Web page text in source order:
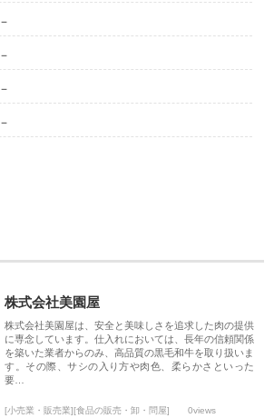
－
－
－
－
株式会社美園屋
株式会社美園屋は、安全と美味しさを追求した肉の提供
に専念しています。仕入れにおいては、長年の信頼関係
を築いた業者からのみ、高品質の黒毛和牛を取り扱いま
す。その際、サシの入り方や肉色、柔らかさといった
要…
[小売業・販売業][食品の販売・卸・問屋] 0views